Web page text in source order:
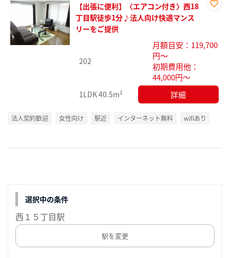
録
【出張に便利】〈エアコン付き〉西18
丁目駅徒歩1分♪法人向け快適マンス
リーをご提供
202
月額目安：119,700
円～
初期費用他：
44,000円～
1LDK40.5m² 詳細
法人契約歓迎 女性向け 駅近 インターネット無料 wifiあり
選択中の条件
西１５丁目駅
駅を変更